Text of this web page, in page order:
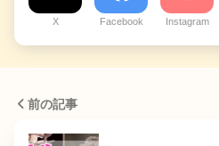
X Facebook Instagram
前の記事